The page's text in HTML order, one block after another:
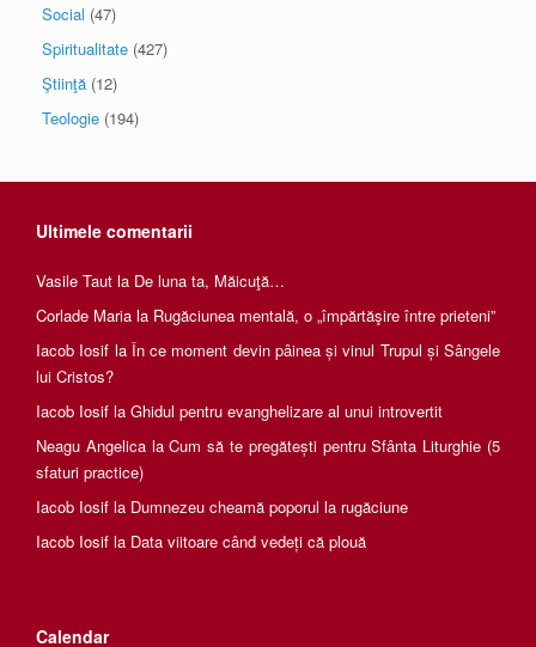
Social (47)
Spiritualitate (427)
Ştiinţă (12)
Teologie (194)
Ultimele comentarii
Vasile Taut la De luna ta, Măicuţă…
Corlade Maria la Rugăciunea mentală, o „împărtăşire între prieteni”
Iacob Iosif la În ce moment devin pâinea și vinul Trupul și Sângele
lui Cristos?
Iacob Iosif la Ghidul pentru evanghelizare al unui introvertit
Neagu AngelicalaCum să te pregătești pentru Sfânta Liturghie (5
sfaturi practice)
Iacob Iosif la Dumnezeu cheamă poporul la rugăciune
Iacob Iosif la Data viitoare când vedeți că plouă
Calendar